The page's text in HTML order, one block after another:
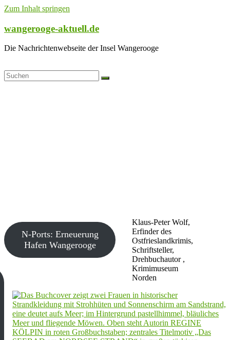
Zum Inhalt springen
wangerooge-aktuell.de
Die Nachrichtenwebseite der Insel Wangerooge
Klaus-Peter Wolf,
Erfinder des
Ostfrieslandkrimis,
Schriftsteller,
Drehbuchautor ,
Krimimuseum
Norden
N-Ports: Erneuerung
Hafen Wangerooge